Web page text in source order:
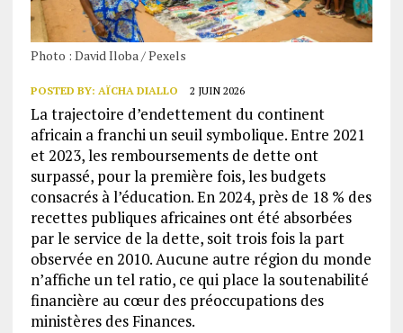
Photo : David Iloba / Pexels
POSTED BY: AÏCHA DIALLO 2 JUIN 2026
La trajectoire d’endettement du continent
africain a franchi un seuil symbolique. Entre 2021
et 2023, les remboursements de dette ont
surpassé, pour la première fois, les budgets
consacrés à l’éducation. En 2024, près de 18 % des
recettes publiques africaines ont été absorbées
par le service de la dette, soit trois fois la part
observée en 2010. Aucune autre région du monde
n’affiche un tel ratio, ce qui place la soutenabilité
financière au cœur des préoccupations des
ministères des Finances.